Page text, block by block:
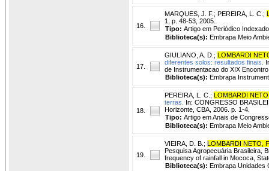
16.
MARQUES, J. F. ; PEREIRA, L. C. ;
1, p. 48-53, 2005.
Tipo: Artigo em Periódico Indexado
Biblioteca(s): Embrapa Meio
17.
GIULIANO, A. D. ; LOMBARDI
diferentes solos: resultados finais.
de Instrumentacao do XIX
Biblioteca(s): Embrapa
18.
PEREIRA, L. C. ; LOMBARDI
terras.
In: CONGRESSO
Horizonte, CBA, 2006. p. 1-4.
Tipo: Artigo em Anais de
Biblioteca(s): Embrapa Meio
19.
VIEIRA, D. B. ; LOMBARDI NETO, F
Pesquisa Agropecuária Brasileira,
frequency of rainfall in Mococa,
Biblioteca(s): Embrapa Unidades